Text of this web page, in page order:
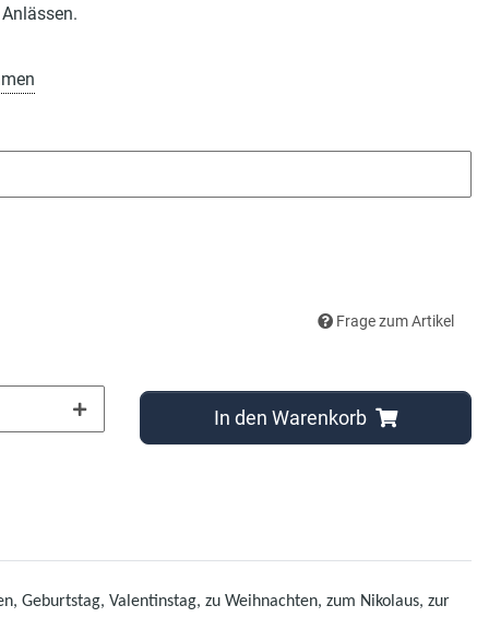
Frage zum Artikel
In den Warenkorb
Geburtstag, Valentinstag, zu Weihnachten, zum Nikolaus, zur